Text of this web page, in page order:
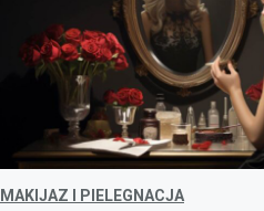
MAKIJAZ I PIELEGNACJA